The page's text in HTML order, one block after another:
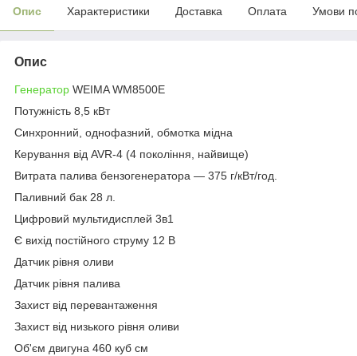
Опис Характеристики Доставка Оплата Умови
Опис
Генератор WEIMA WM8500Е
Потужність 8,5 кВт
Синхронний, однофазний, обмотка мідна
Керування від AVR-4 (4 покоління, найвище)
Витрата палива бензогенератора — 375 г/кВт/год.
Паливний бак 28 л.
Цифровий мультидисплей 3в1
Є вихід постійного струму 12 В
Датчик рівня оливи
Датчик рівня палива
Захист від перевантаження
Захист від низького рівня оливи
Об'єм двигуна 460 куб см